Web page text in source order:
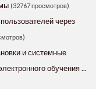
(32767 просмотров)
через
и системные
обучения ...